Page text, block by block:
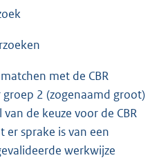
met de CBR
2 (zogenaamd groot)
de keuze voor de CBR
er sprake is van een
werkwijze